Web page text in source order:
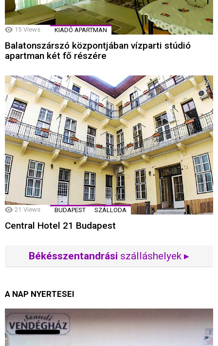
15 Views KIADÓ APARTMAN
Balatonszárszó központjában vízparti stúdió
apartman két fő részére
21 Views BUDAPEST SZÁLLODA
Central Hotel 21 Budapest
Békésszentandrási szálláshelyek ▸
A NAP NYERTESEI